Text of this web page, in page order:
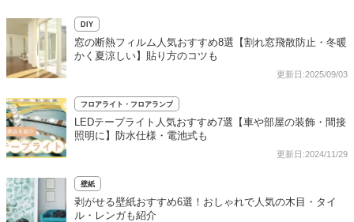
DIY
窓の断熱フィルム人気おすすめ8選【割れ窓飛散防止・冬暖
かく夏涼しい】貼り方のコツも
更新日:2025/09/03
フロアライト・フロアランプ
LEDテープライト人気おすすめ7選【車や部屋の装飾・間接
照明に】防水仕様・電池式も
更新日:2024/11/29
壁紙
剥がせる壁紙おすすめ6選！おしゃれで人気の木目・タイ
ル・レンガも紹介